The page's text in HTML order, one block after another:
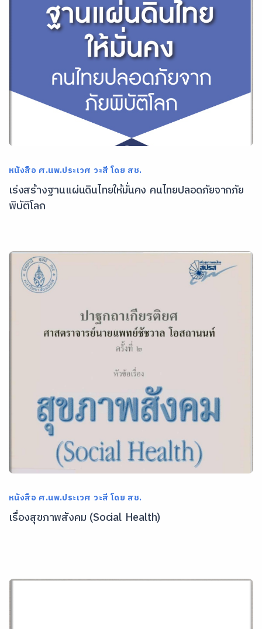
หนังสือ ศ.นพ.ประเวศ วะสี โดย สช.
เร่งสร้างฐานแผ่นดินไทยให้มั่นคง คนไทยปลอดภัยจากภัย
พิบัติโลก
หนังสือ ศ.นพ.ประเวศ วะสี โดย สช.
เรื่องสุขภาพสังคม (Social Health)